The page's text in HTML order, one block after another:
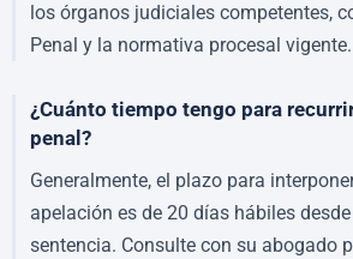
los órganos judiciales competentes,
Penal y la normativa procesal vigente.
¿Cuánto tiempo tengo para
penal?
Generalmente, el plazo para
apelación es de 20 días hábiles
sentencia. Consulte con su abogado